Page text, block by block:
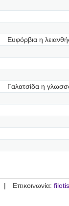
Ευφόρβια η
Γαλατσίδα η
Επικοινωνία: